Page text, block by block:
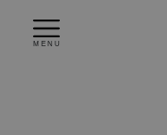
MENU